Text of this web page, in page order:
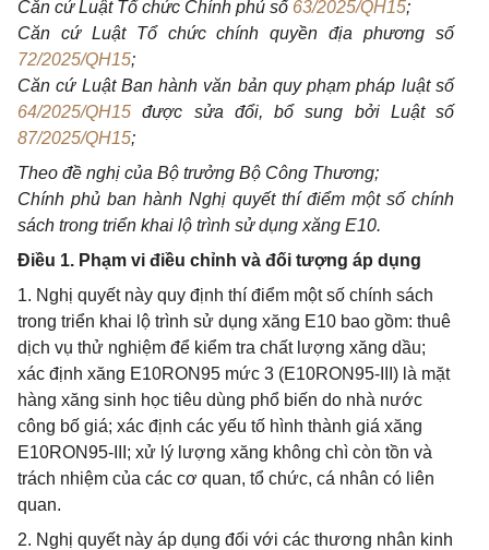
Căn cứ Luật Tổ chức Chính phủ số 63/2025/QH15;
Căn cứ Luật Tổ chức chính quyền địa phương số
72/2025/QH15;
Căn cứ Luật Ban hành văn bản quy phạm pháp luật số
64/2025/QH15 được sửa đổi, bổ sung bởi Luật số
87/2025/QH15;
Theo đề nghị của Bộ trưởng Bộ Công Thương;
Chính phủ ban hành Nghị quyết thí điểm một số chính
sách trong triển khai lộ trình sử dụng xăng E10.
Điều 1. Phạm vi điều chỉnh và đối tượng áp dụng
1. Nghị quyết này quy định thí điểm một số chính sách
trong triển khai lộ trình sử dụng xăng E10 bao gồm: thuê
dịch vụ thử nghiệm để kiểm tra chất lượng xăng dầu;
xác định xăng E10RON95 mức 3 (E10RON95-III) là mặt
hàng xăng sinh học tiêu dùng phổ biến do nhà nước
công bố giá; xác định các yếu tố hình thành giá xăng
E10RON95-III; xử lý lượng xăng không chì còn tồn và
trách nhiệm của các cơ quan, tổ chức, cá nhân có liên
quan.
2. Nghị quyết này áp dụng đối với các thương nhân kinh